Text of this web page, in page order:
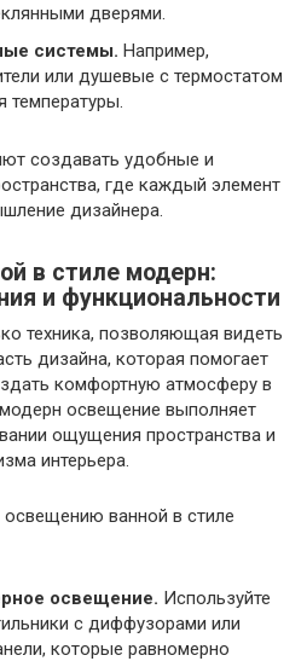
дверями.
системы. Например,
или душевые с термостатом
температуры.
создавать удобные и
где каждый элемент
дизайнера.
в стиле модерн:
и функциональности
техника, позволяющая видеть
дизайна, которая помогает
комфортную атмосферу в
освещение выполняет
ощущения пространства и
интерьера.
ванной в стиле
освещение. Используйте
с диффузорами или
которые равномерно